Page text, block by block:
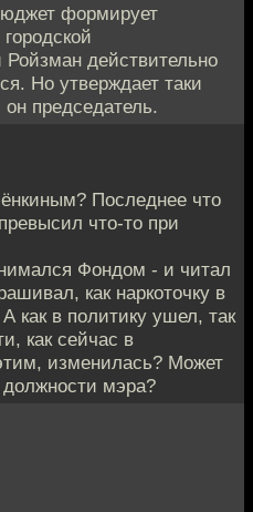
формирует
действительно
Но утверждает таки
он председатель.
Последнее что
что-то при
Фондом - и читал
как наркоточку в
как в политику ушел, так
как сейчас в
изменилась? Может
должности мэра?